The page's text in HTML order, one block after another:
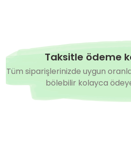
Taksitle ödeme
Tüm siparişlerinizde uygun
bölebilir kolayca